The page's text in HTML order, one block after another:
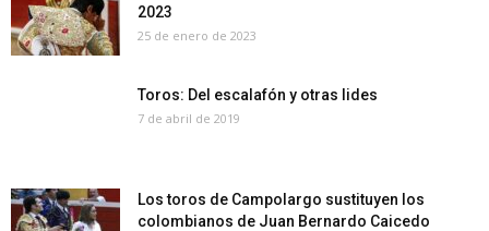
2023
25 de enero de 2023
Toros: Del escalafón y otras lides
7 de abril de 2019
Los toros de Campolargo sustituyen los
colombianos de Juan Bernardo Caicedo